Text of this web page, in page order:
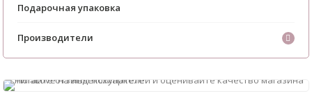
Подарочная упаковка
Производители